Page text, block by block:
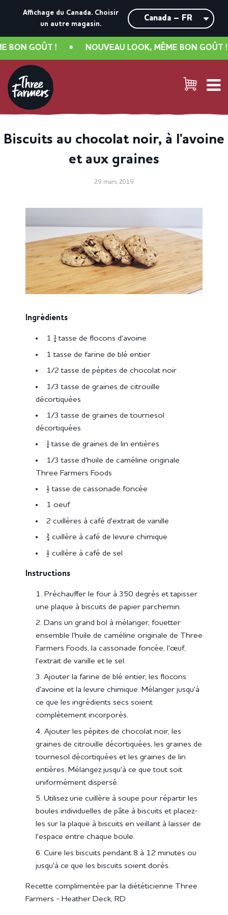
Affichage du Canada. Choisir
un autre magasin.
GOÛT ! NOUVEAU LOOK, MÊME BON GOÛT !
Biscuits au chocolat noir, à l'avoine
et aux graines
29 mars, 2019
Ingrédients
1 ¼ tasse de flocons d'avoine
1 tasse de farine de blé entier
1/2 tasse de pépites de chocolat noir
1/3 tasse de graines de citrouille
décortiquées
1/3 tasse de graines de tournesol
décortiquées
¼ tasse de graines de lin entières
1/3 tasse d'huile de caméline originale
Three Farmers Foods
½ tasse de cassonade foncée
1 oeuf
2 cuillères à café d'extrait de vanille
¾ cuillère à café de levure chimique
½ cuillère à café de sel
Instructions
Préchauffer le four à 350 degrés et tapisser
une plaque à biscuits de papier parchemin.
Dans un grand bol à mélanger, fouetter
ensemble l'huile de caméline originale de Three
Farmers Foods, la cassonade foncée, l'œuf,
l'extrait de vanille et le sel.
Ajouter la farine de blé entier, les flocons
d'avoine et la levure chimique. Mélanger jusqu'à
ce que les ingrédients secs soient
complètement incorporés.
Ajouter les pépites de chocolat noir, les
graines de citrouille décortiquées, les graines de
tournesol décortiquées et les graines de lin
entières. Mélangez jusqu'à ce que tout soit
uniformément dispersé.
Utilisez une cuillère à soupe pour répartir les
boules individuelles de pâte à biscuits et placez-
les sur la plaque à biscuits en veillant à laisser de
l'espace entre chaque boule.
Cuire les biscuits pendant 8 à 12 minutes ou
jusqu'à ce que les biscuits soient dorés.
Recette complimentée par la diététicienne Three
Farmers - Heather Deck, RD